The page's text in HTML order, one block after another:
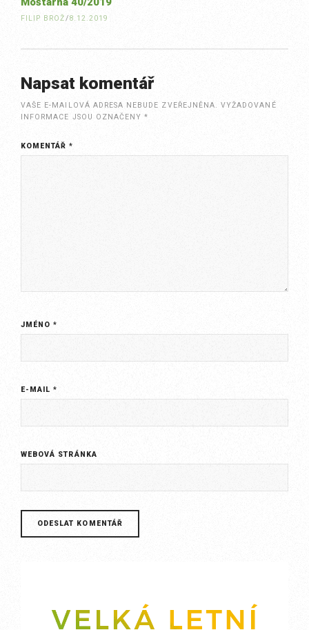
FILIP BROŽ/8.12.2019
Napsat komentář
VAŠE E-MAILOVÁ ADRESA NEBUDE ZVEŘEJNĚNA. VYŽADOVANÉ
INFORMACE JSOU OZNAČENY*
KOMENTÁŘ*
JMÉNO*
E-MAIL*
WEBOVÁ STRÁNKA